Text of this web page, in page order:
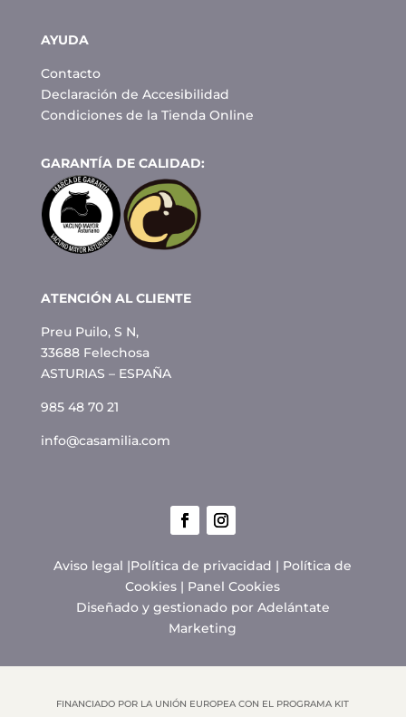
AYUDA
Contacto
Declaración de Accesibilidad
Condiciones de la Tienda Online
GARANTÍA DE CALIDAD:
ATENCIÓN AL CLIENTE
Preu Puilo, S N,
33688 Felechosa
ASTURIAS – ESPAÑA
985 48 70 21
info@casamilia.com
Aviso legal |Política de privacidad | Política de
Cookies | Panel Cookies
Diseñado y gestionado por Adelántate
Marketing
FINANCIADO POR LA UNIÓN EUROPEA CON EL PROGRAMA KIT